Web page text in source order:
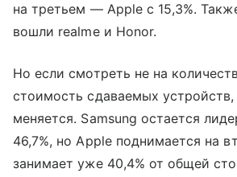
на третьем — Apple с 15,3%.
вошли realme и Honor.
Но если смотреть не на
стоимость сдаваемых устройств,
меняется. Samsung остается
46,7%, но Apple поднимается на
занимает уже 40,4% от общей